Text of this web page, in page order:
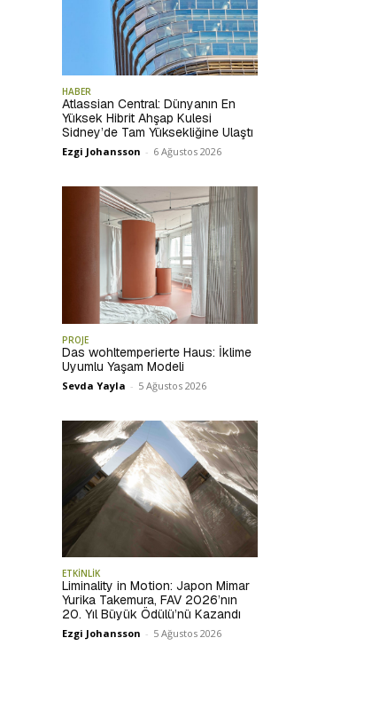
HABER
Atlassian Central: Dünyanın En
Yüksek Hibrit Ahşap Kulesi
Sidney’de Tam Yüksekliğine Ulaştı
Ezgi Johansson - 6 Ağustos 2026
PROJE
Das wohltemperierte Haus: İklime
Uyumlu Yaşam Modeli
Sevda Yayla - 5 Ağustos 2026
ETKİNLİK
Liminality in Motion: Japon Mimar
Yurika Takemura, FAV 2026’nın
20. Yıl Büyük Ödülü’nü Kazandı
Ezgi Johansson - 5 Ağustos 2026